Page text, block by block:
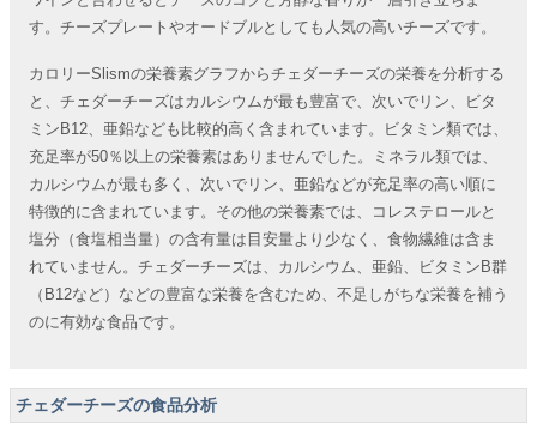
す。チーズプレートやオードブルとしても人気の高いチーズです。
カロリーSlismの栄養素グラフからチェダーチーズの栄養を分析する
と、チェダーチーズはカルシウムが最も豊富で、次いでリン、ビタ
ミンB12、亜鉛なども比較的高く含まれています。ビタミン類では、
充足率が50％以上の栄養素はありませんでした。ミネラル類では、
カルシウムが最も多く、次いでリン、亜鉛などが充足率の高い順に
特徴的に含まれています。その他の栄養素では、コレステロールと
塩分（食塩相当量）の含有量は目安量より少なく、食物繊維は含ま
れていません。チェダーチーズは、カルシウム、亜鉛、ビタミンB群
（B12など）などの豊富な栄養を含むため、不足しがちな栄養を補う
のに有効な食品です。
チェダーチーズの食品分析